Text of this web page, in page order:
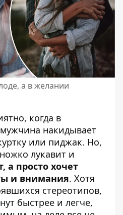
а в желании
когда в
накидывает
или пиджак. Но,
лукавит и
а просто хочет
и внимания. Хотя
стереотипов,
быстрее и легче,